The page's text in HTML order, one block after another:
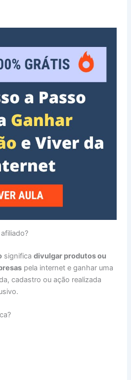
significadivulgar produtos ou
pela internet e ganhar uma
cadastro ou ação realizada